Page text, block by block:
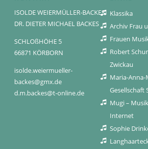
ISOLDE WEIERMÜLLER-BACKES
DR. DIETER MICHAEL BACKES
SCHLOßHÖHE 5
66871 KÖRBORN
isolde.weiermueller-
backes@gmx.de
d.m.backes@t-online.de
Klassika
Archiv Frau
Frauen
Robert
Zwickau
Maria-
Gesellschaft
Mugi –
Internet
Sophie